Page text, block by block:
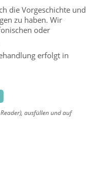
die Vorgeschichte und
zu haben. Wir
oder
erfolgt in
ausfüllen und auf